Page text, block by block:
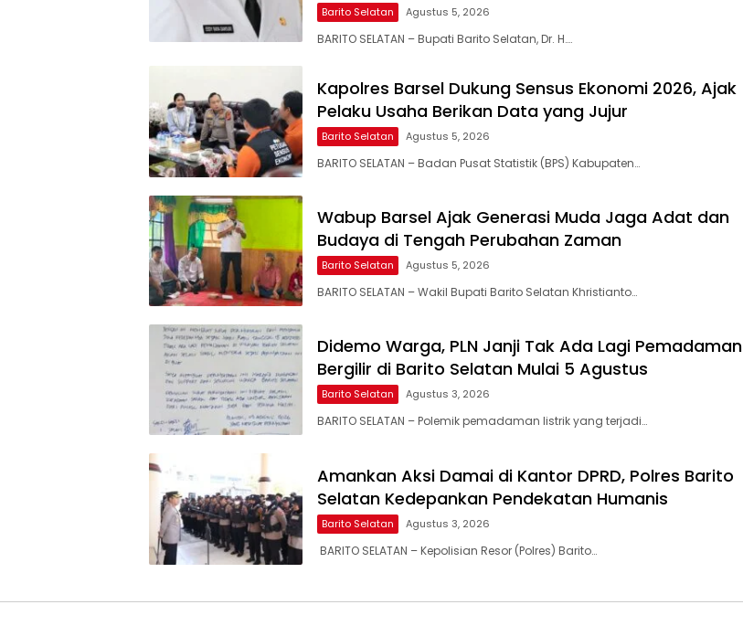
Barito Selatan Agustus 5, 2026
BARITO SELATAN – Bupati Barito Selatan, Dr. H….
Kapolres Barsel Dukung Sensus Ekonomi 2026, Ajak
Pelaku Usaha Berikan Data yang Jujur
Barito Selatan Agustus 5, 2026
BARITO SELATAN – Badan Pusat Statistik (BPS) Kabupaten…
Wabup Barsel Ajak Generasi Muda Jaga Adat dan
Budaya di Tengah Perubahan Zaman
Barito Selatan Agustus 5, 2026
BARITO SELATAN – Wakil Bupati Barito Selatan Khristianto…
Didemo Warga, PLN Janji Tak Ada Lagi Pemadaman
Bergilir di Barito Selatan Mulai 5 Agustus
Barito Selatan Agustus 3, 2026
BARITO SELATAN – Polemik pemadaman listrik yang terjadi…
Amankan Aksi Damai di Kantor DPRD, Polres Barito
Selatan Kedepankan Pendekatan Humanis
Barito Selatan Agustus 3, 2026
‎ BARITO SELATAN – Kepolisian Resor (Polres) Barito…